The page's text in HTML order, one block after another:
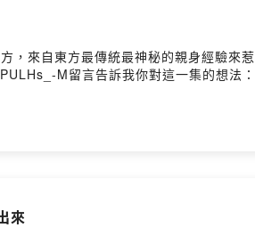
，來自東方最傳統最神秘的親身經驗
M留言告訴我你對這一集的想
來